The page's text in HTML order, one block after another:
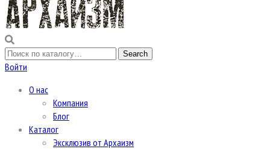
Войти
О нас
Компания
Блог
Каталог
Эксклюзив от Архаизм